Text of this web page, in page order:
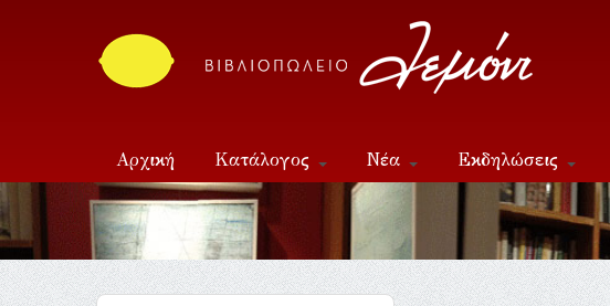
Αρχική Κατάλογος Νέα Εκδηλώσεις
Επικοινωνία